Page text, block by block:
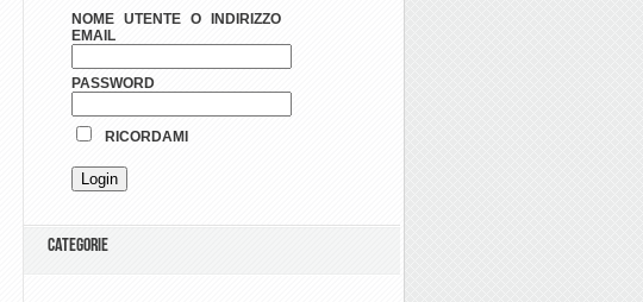
NOME UTENTE O INDIRIZZO
EMAIL
PASSWORD
RICORDAMI
CATEGORIE